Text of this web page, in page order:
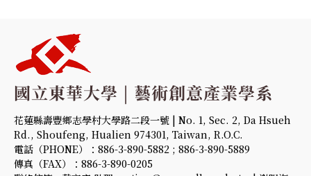
花蓮縣壽豐鄉志學村大學路二段一號 | No. 1, Sec. 2, Da Hsueh
Rd., Shoufeng, Hualien 974301, Taiwan, R.O.C.
電話（PHONE）：886-3-890-5882 ; 886-3-890-5889
傳真（FAX）：886-3-890-0205